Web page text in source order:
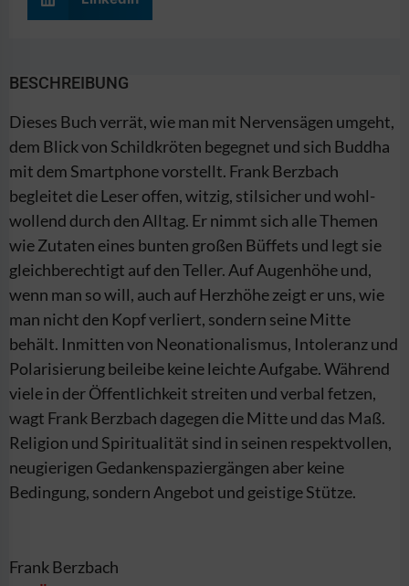
BESCHREIBUNG
Dieses Buch verrät, wie man mit Nervensägen umgeht,
dem Blick von Schildkröten begegnet und sich Buddha
mit dem Smartphone vorstellt. Frank Berzbach
begleitet die Leser offen, witzig, stilsicher und wohl­
wollend durch den Alltag. Er nimmt sich alle Themen
wie Zutaten eines bunten großen Büffets und legt sie
gleichberechtigt auf den Teller. Auf Augenhöhe und,
wenn man so will, auch auf Herzhöhe zeigt er uns, wie
man nicht den Kopf verliert, sondern seine Mitte
behält. Inmitten von Neonationalismus, Intoleranz und
Polarisierung beileibe keine leichte Aufgabe. Während
viele in der Öffentlichkeit streiten und verbal fetzen,
wagt Frank Berzbach dagegen die Mitte und das Maß.
Religion und Spiritualität sind in seinen respektvollen,
neugierigen Gedankenspaziergängen aber keine
Bedingung, sondern Angebot und geistige Stütze.
Frank Berzbach